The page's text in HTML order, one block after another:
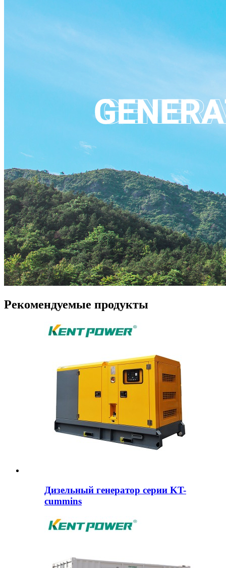
Рекомендуемые продукты
Дизельный генератор серии KT-
cummins